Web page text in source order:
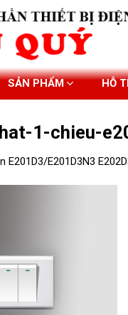
SẢN PHẨM HỖ
1-chieu-
E201D3/E201D3N3